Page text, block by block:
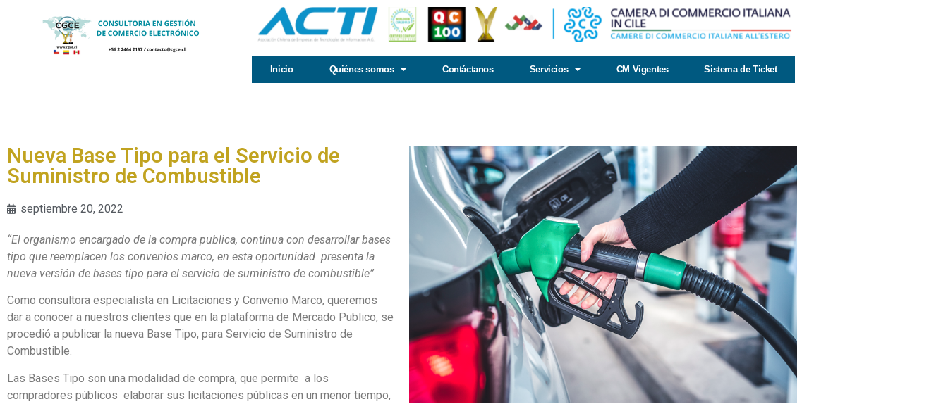
Inicio Quiénes somos Contáctanos Servicios CM Vigentes Sistema de Ticket
Nueva Base Tipo para el Servicio de
Suministro de Combustible
septiembre 20, 2022
“El organismo encargado de la compra publica, continua con desarrollar bases
tipo que reemplacen los convenios marco, en esta oportunidad presenta la
nueva versión de bases tipo para el servicio de suministro de combustible”
Como consultora especialista en Licitaciones y Convenio Marco, queremos
dar a conocer a nuestros clientes que en la plataforma de Mercado Publico, se
procedió a publicar la nueva Base Tipo, para Servicio de Suministro de
Combustible.
Las Bases Tipo son una modalidad de compra, que permite a los
compradores públicos elaborar sus licitaciones públicas en un menor tiempo,